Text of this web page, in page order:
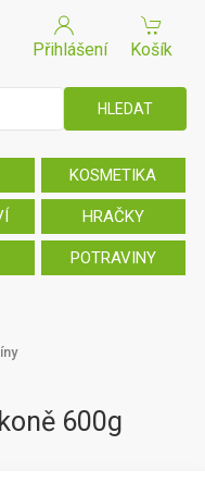
Přihlášení Košík
KOSMETIKA
HRAČKY
POTRAVINY
600g